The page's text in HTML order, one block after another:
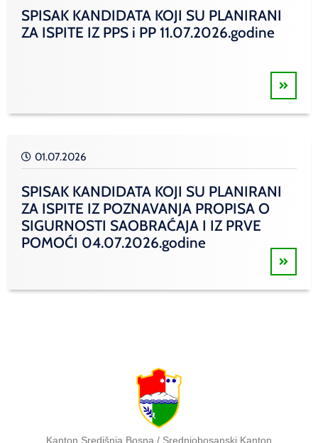
SPISAK KANDIDATA KOJI SU PLANIRANI
ZA ISPITE IZ PPS i PP 11.07.2026.godine
01.07.2026
SPISAK KANDIDATA KOJI SU PLANIRANI
ZA ISPITE IZ POZNAVANJA PROPISA O
SIGURNOSTI SAOBRAĆAJA I IZ PRVE
POMOĆI 04.07.2026.godine
Kanton Središnja Bosna / Srednjobosanski Kanton